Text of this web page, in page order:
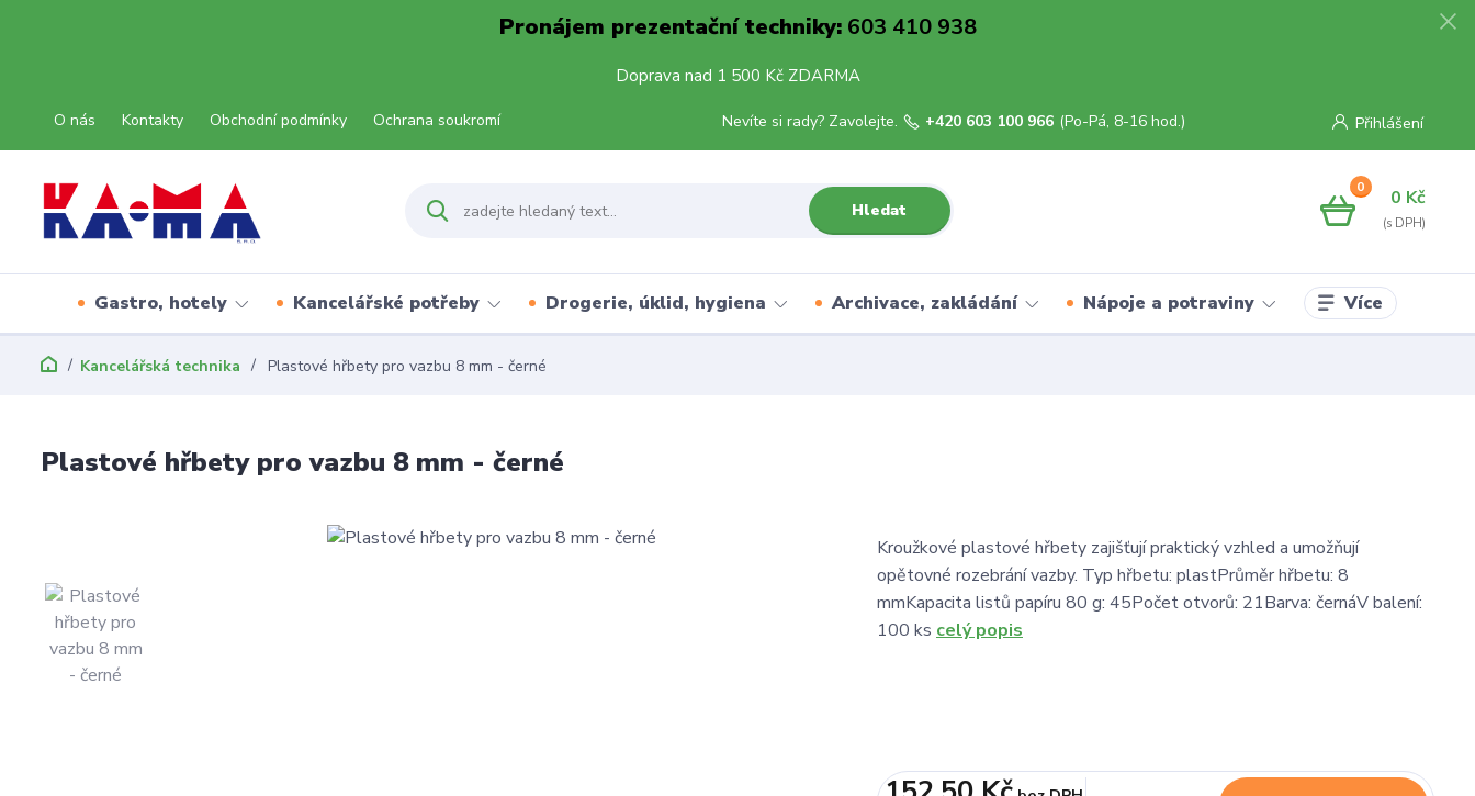
Pronájem prezentační techniky:603 410 938
Doprava nad 1 500 Kč ZDARMA
O nás Kontakty Obchodní podmínky Ochrana soukromí Přihlášení
Hledat
Nevíte si rady? Zavolejte. +420 603 100 966 (Po-Pá, 8-16 hod.)
0 0 Kč
Gastro, hotely Kancelářské potřeby Drogerie, úklid, hygiena Archivace, zakládání Nápoje a potraviny Více
Kancelářská technika Plastové hřbety pro vazbu 8 mm - černé
Plastové hřbety pro vazbu 8 mm - černé
Kroužkové plastové hřbety zajišťují praktický vzhled a umožňují
opětovné rozebrání vazby. Typ hřbetu: plastPrůměr hřbetu: 8
mmKapacita listů papíru 80 g: 45Počet otvorů: 21Barva: černáV balení:
100 ks celý popis